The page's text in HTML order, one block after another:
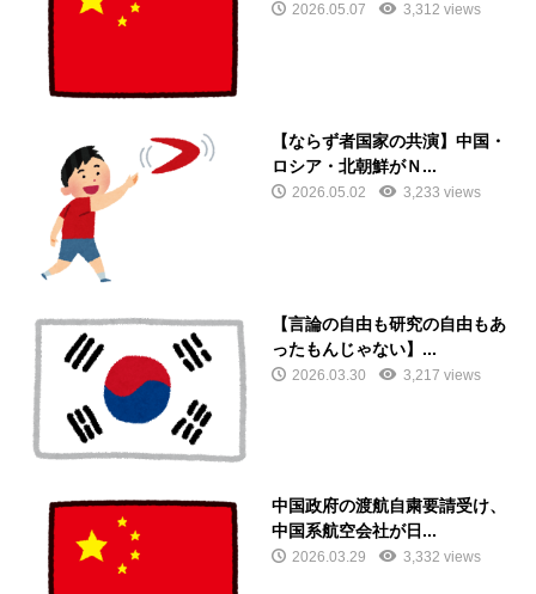
2026.05.07 3,312 views
【ならず者国家の共演】中国・
ロシア・北朝鮮がＮ...
2026.05.02 3,233 views
【言論の自由も研究の自由もあ
ったもんじゃない】...
2026.03.30 3,217 views
中国政府の渡航自粛要請受け、
中国系航空会社が日...
2026.03.29 3,332 views